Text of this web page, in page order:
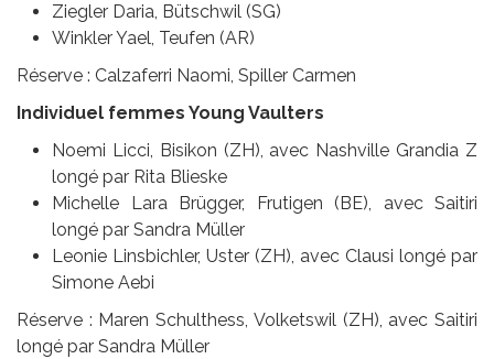
Ziegler Daria, Bütschwil (SG)
Winkler Yael, Teufen (AR)
Réserve : Calzaferri Naomi, Spiller Carmen
Individuel femmes Young Vaulters
Noemi Licci, Bisikon (ZH), avec Nashville Grandia Z
longé par Rita Blieske
Michelle Lara Brügger, Frutigen (BE), avec Saitiri
longé par Sandra Müller
Leonie Linsbichler, Uster (ZH), avec Clausi longé par
Simone Aebi
Réserve : Maren Schulthess, Volketswil (ZH), avec Saitiri
longé par Sandra Müller